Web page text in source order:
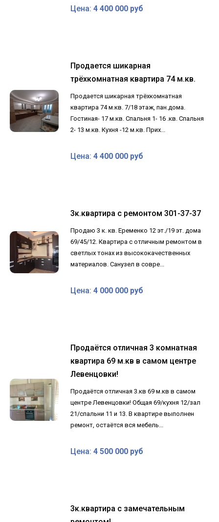
Цена: 4 400 000 руб
Продается шикарная
трёхкомнатная квартира 74 м.кв.
Продается шикарная трёхкомнатная
квартира 74 м.кв. 7/18 этаж, пан.дома.
Гостиная- 17 м.кв. Спальня 1- 16 .кв. Спальня
2- 13 м.кв. Кухня -12 м.кв. Прих...
Цена: 4 400 000 руб
3к.квартира с ремонтом 301-37-37
Продаю 3 к. кв. Еременко 12 эт./19 эт. дома
69/45/12. Квартира с отличным ремонтом в
светлых тонах из высококачественных
материалов. Санузел в совре...
Цена: 4 000 000 руб
Продаётся отличная 3 комнатная
квартира 69 м.кв в самом центре
Левенцовки!
Продаётся отличная 3.кв 69 м.кв в самом
центре Левенцовки! Общая 69/кухня 12/зал
21/спальни 11 и 13. В квартире выполнен
ремонт, остаётся вся мебель...
Цена: 4 500 000 руб
3к.квартира с замечательным